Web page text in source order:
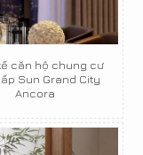
căn hộ chung cư
Sun Grand City
Ancora